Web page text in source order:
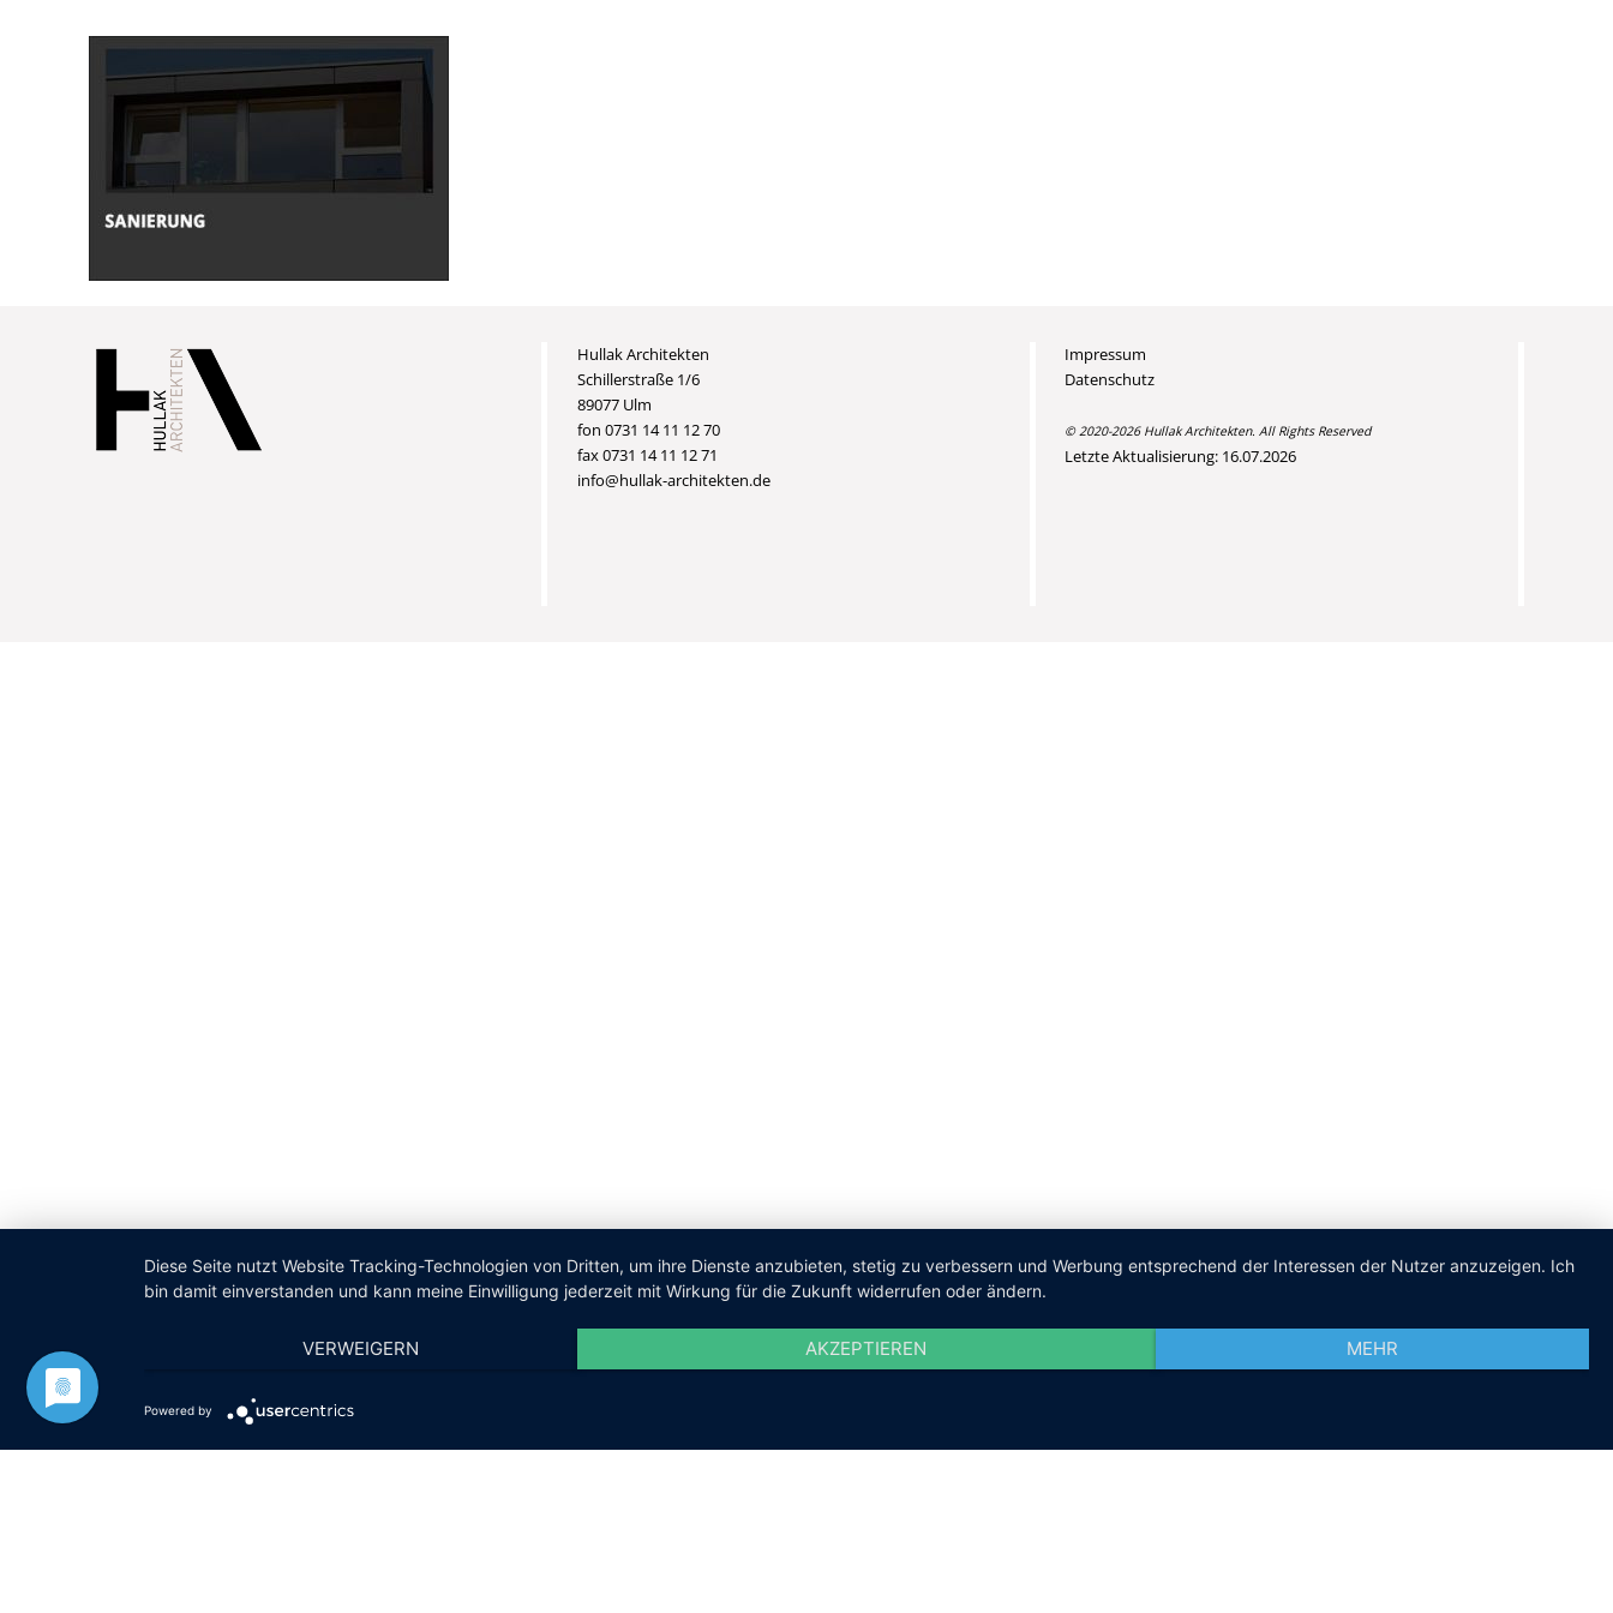
Hullak Architekten
Schillerstraße 1/6
89077 Ulm
fon 0731 14 11 12 70
fax 0731 14 11 12 71
info@hullak-architekten.de
Impressum
Datenschutz
© 2020-2026 Hullak Architekten. All Rights Reserved
Letzte Aktualisierung: 16.07.2026
Diese Seite nutzt Website Tracking-Technologien von Dritten, um ihre Dienste anzubieten, stetig zu verbessern und Werbung entsprechend der Interessen der Nutzer anzuzeigen. Ich
bin damit einverstanden und kann meine Einwilligung jederzeit mit Wirkung für die Zukunft widerrufen oder ändern.
VERWEIGERN AKZEPTIEREN MEHR
Powered by